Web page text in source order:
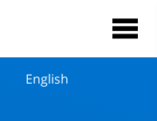
English